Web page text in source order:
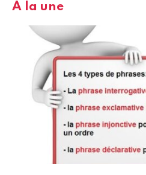
A la une